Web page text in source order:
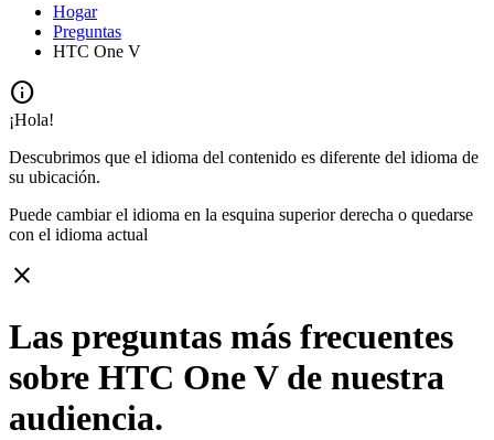
Hogar
Preguntas
HTC One V
info
¡Hola!
Descubrimos que el idioma del contenido es diferente del idioma de
su ubicación.
Puede cambiar el idioma en la esquina superior derecha o quedarse
con el idioma actual
close
Las preguntas más frecuentes
sobre HTC One V de nuestra
audiencia.